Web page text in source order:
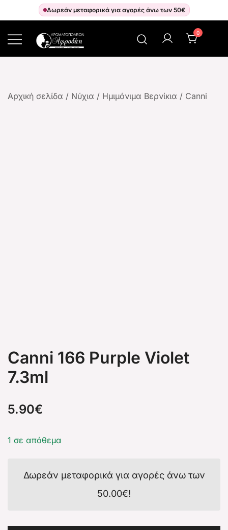
Δωρεάν μεταφορικά για αγορές άνω των 50€
0
Αρχική σελίδα / Νύχια / Ημιμόνιμα Βερνίκια / Canni
Canni 166 Purple Violet
7.3ml
5.90€
1 σε απόθεμα
Δωρεάν μεταφορικά για αγορές άνω των
50.00€!